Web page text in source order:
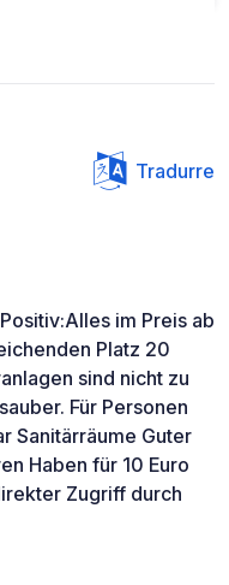
Tradurre
im Preis ab
Platz 20
sind nicht zu
Für Personen
Sanitärräume Guter
Haben für 10 Euro
Zugriff durch